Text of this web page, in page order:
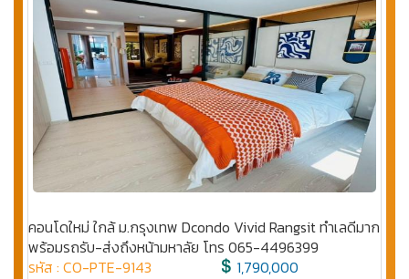
คอนโดใหม่ ใกล้ ม.กรุงเทพ Dcondo Vivid Rangsit ทำเลดีมาก
พร้อมรถรับ-ส่งถึงหน้ามหาลัย โทร 065-4496399
รหัส : CO-PTE-9143
1,790,000